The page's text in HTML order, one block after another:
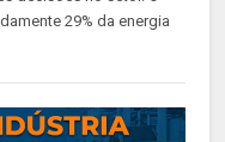
29% da energia